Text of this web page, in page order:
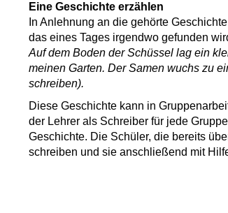
Eine Geschichte erzählen
In Anlehnung an die gehörte
das eines Tages irgendwo gefunden
Auf dem Boden der Schüssel lag ein
meinen Garten. Der Samen wuchs zu
schreiben).
Diese Geschichte kann in
der Lehrer als Schreiber für jede
Geschichte. Die Schüler, die bereits
schreiben und sie anschließend mit